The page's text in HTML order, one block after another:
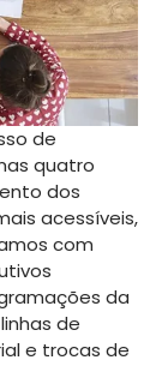
de
quatro
dos
acessíveis,
com
da
de
e trocas de